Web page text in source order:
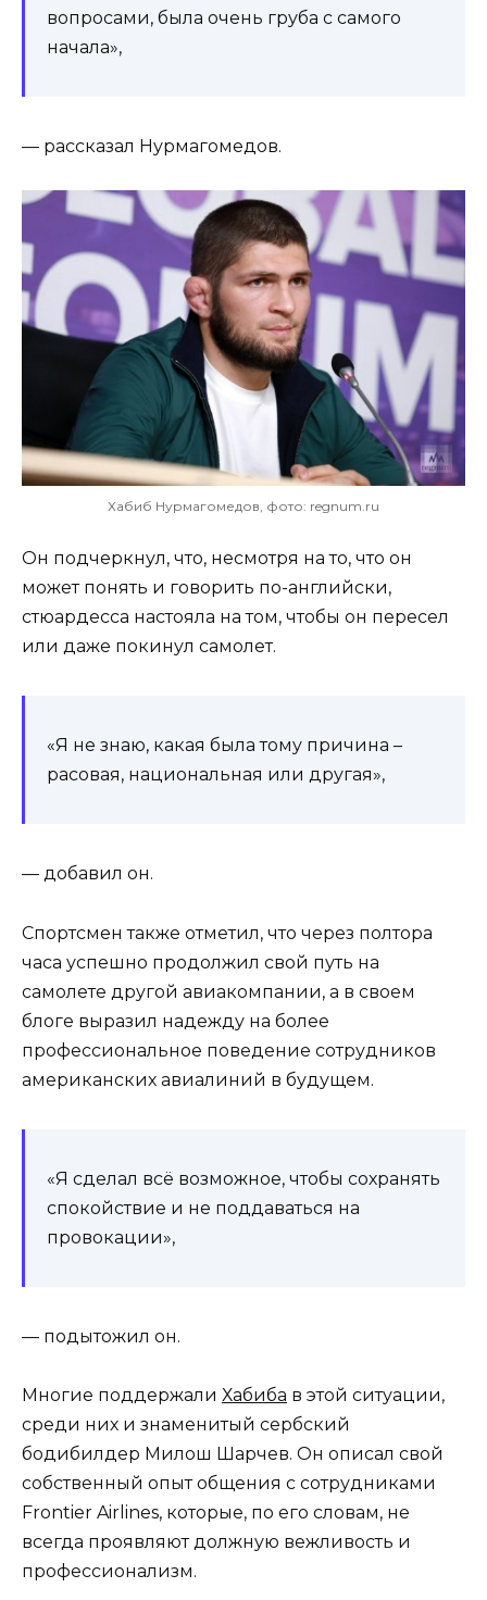
вопросами, была очень груба с самого
начала»,
— рассказал Нурмагомедов.
Хабиб Нурмагомедов, фото: regnum.ru
Он подчеркнул, что, несмотря на то, что он
может понять и говорить по-английски,
стюардесса настояла на том, чтобы он пересел
или даже покинул самолет.
«Я не знаю, какая была тому причина –
расовая, национальная или другая»,
— добавил он.
Спортсмен также отметил, что через полтора
часа успешно продолжил свой путь на
самолете другой авиакомпании, а в своем
блоге выразил надежду на более
профессиональное поведение сотрудников
американских авиалиний в будущем.
«Я сделал всё возможное, чтобы сохранять
спокойствие и не поддаваться на
провокации»,
— подытожил он.
Многие поддержали Хабиба в этой ситуации,
среди них и знаменитый сербский
бодибилдер Милош Шарчев. Он описал свой
собственный опыт общения с сотрудниками
Frontier Airlines, которые, по его словам, не
всегда проявляют должную вежливость и
профессионализм.